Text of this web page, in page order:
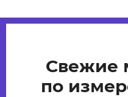
Свежие
по